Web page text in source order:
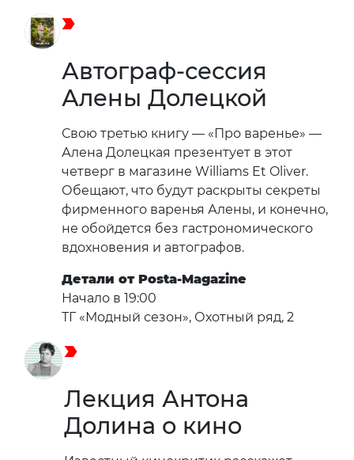
Автограф-сессия
Алены Долецкой
Свою третью книгу — «Про варенье» —
Алена Долецкая презентует в этот
четверг в магазине Williams Et Oliver.
Обещают, что будут раскрыты секреты
фирменного варенья Алены, и конечно,
не обойдется без гастрономического
вдохновения и автографов.
Детали от Posta-Magazine
Начало в 19:00
ТГ «Модный сезон», Охотный ряд, 2
Лекция Антона
Долина о кино